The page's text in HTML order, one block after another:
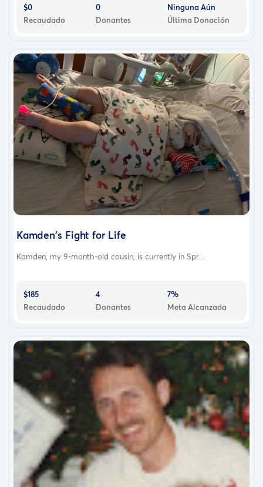
$0
Recaudado
0
Donantes
Ninguna Aún
Última Donación
Kamden's Fight for Life
Kamden, my 9-month-old cousin, is currently in Spr...
$185
Recaudado
4
Donantes
7%
Meta Alcanzada